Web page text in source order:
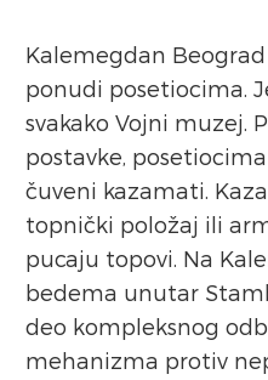
Kalemegdan
ponudi posetiocima.
svakako Vojni muzej.
postavke,
čuveni kazamati.
topnički položaj ili
pucaju topovi. Na
bedema unutar
deo kompleksnog
mehanizma protiv